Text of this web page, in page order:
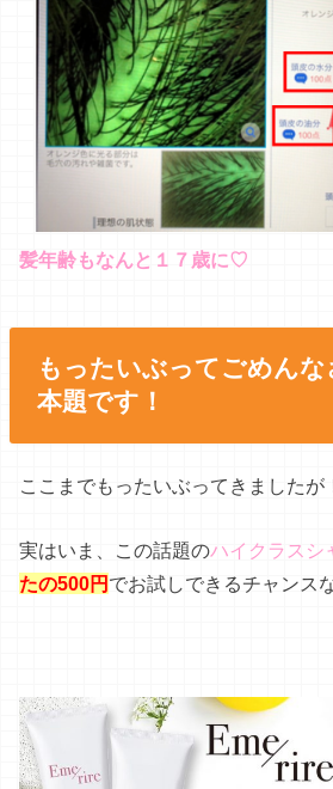
髪年齢もなんと１７歳に♡
もったいぶってごめんな
本題です！
たの500円でお試しできるチャンス